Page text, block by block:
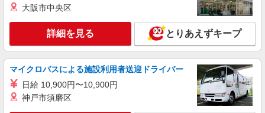
翌6時 週5日勤務の場合） 時給1,800円×8h×22日勤
務
横浜市金沢区 ★上記以外にも神奈川県内（横
浜・川崎・相模原など）に多数派遣先有
詳細を見る
派遣社員
LAPI-Staff株式会社 本社/軽作業窓口
家具・雑貨の仕分け・シール貼り・梱包
大阪市中央区
詳細を見る とりあえずキープ
マイクロバスによる施設利用者送迎ドライバー
日給 10,900円〜10,900円
神戸市須磨区